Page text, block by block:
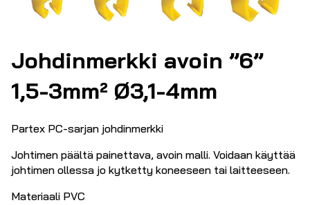
Johdinmerkki avoin ”6”
1,5-3mm² Ø3,1-4mm
Partex PC-sarjan johdinmerkki
Johtimen päältä painettava, avoin malli. Voidaan käyttää
johtimen ollessa jo kytketty koneeseen tai laitteeseen.
Materiaali PVC